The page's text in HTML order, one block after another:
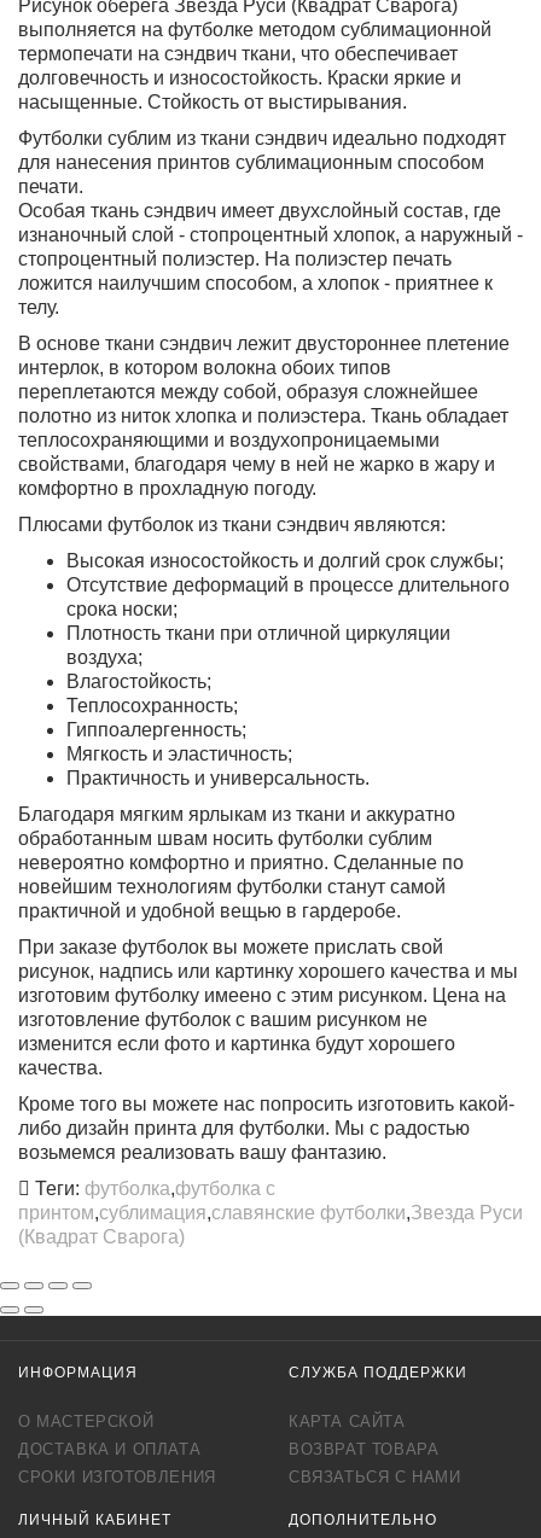
Рисунок оберега Звезда Руси (Квадрат Сварога)
выполняется на футболке методом сублимационной
термопечати на сэндвич ткани, что обеспечивает
долговечность и износостойкость. Краски яркие и
насыщенные. Стойкость от выстирывания.
Футболки сублим из ткани сэндвич идеально подходят
для нанесения принтов сублимационным способом
печати.
Особая ткань сэндвич имеет двухслойный состав, где
изнаночный слой - стопроцентный хлопок, а наружный -
стопроцентный полиэстер. На полиэстер печать
ложится наилучшим способом, а хлопок - приятнее к
телу.
В основе ткани сэндвич лежит двустороннее плетение
интерлок, в котором волокна обоих типов
переплетаются между собой, образуя сложнейшее
полотно из ниток хлопка и полиэстера. Ткань обладает
теплосохраняющими и воздухопроницаемыми
свойствами, благодаря чему в ней не жарко в жару и
комфортно в прохладную погоду.
Плюсами футболок из ткани сэндвич являются:
Высокая износостойкость и долгий срок службы;
Отсутствие деформаций в процессе длительного
срока носки;
Плотность ткани при отличной циркуляции
воздуха;
Влагостойкость;
Теплосохранность;
Гиппоалергенность;
Мягкость и эластичность;
Практичность и универсальность.
Благодаря мягким ярлыкам из ткани и аккуратно
обработанным швам носить футболки сублим
невероятно комфортно и приятно. Сделанные по
новейшим технологиям футболки станут самой
практичной и удобной вещью в гардеробе.
При заказе футболок вы можете прислать свой
рисунок, надпись или картинку хорошего качества и мы
изготовим футболку имеено с этим рисунком. Цена на
изготовление футболок с вашим рисунком не
изменится если фото и картинка будут хорошего
качества.
Кроме того вы можете нас попросить изготовить какой-
либо дизайн принта для футболки. Мы с радостью
возьмемся реализовать вашу фантазию.
Теги: футболка,футболка с
принтом,сублимация,славянские футболки,Звезда Руси
(Квадрат Сварога)
ИНФОРМАЦИЯ
О МАСТЕРСКОЙ
ДОСТАВКА И ОПЛАТА
СРОКИ ИЗГОТОВЛЕНИЯ
СЛУЖБА ПОДДЕРЖКИ
КАРТА САЙТА
ВОЗВРАТ ТОВАРА
СВЯЗАТЬСЯ С НАМИ
ЛИЧНЫЙ КАБИНЕТ ДОПОЛНИТЕЛЬНО